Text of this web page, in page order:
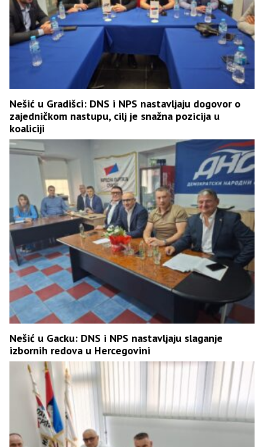
Nešić u Gradišci: DNS i NPS nastavljaju dogovor o
zajedničkom nastupu, cilj je snažna pozicija u
koaliciji
Nešić u Gacku: DNS i NPS nastavljaju slaganje
izbornih redova u Hercegovini